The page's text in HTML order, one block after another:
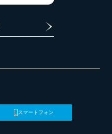
スマートフォン